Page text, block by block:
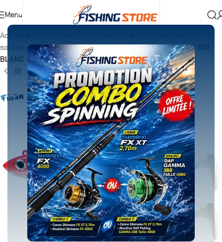
Menu
Accueil
souples
»Combo»Combo Black Minnow 90 OFF SHORE 10G
BLANC TETE ROUGE